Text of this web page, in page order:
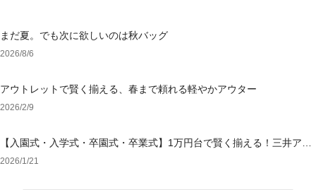
まだ夏。でも次に欲しいのは秋バッグ
2026/8/6
アウトレットで賢く揃える、春まで頼れる軽やかアウター
2026/2/9
【入園式・入学式・卒園式・卒業式】1万円台で賢く揃える！三井アウ
トレットパーク オンラインで選ぶ「失敗しないセレモニー服」
2026/1/21